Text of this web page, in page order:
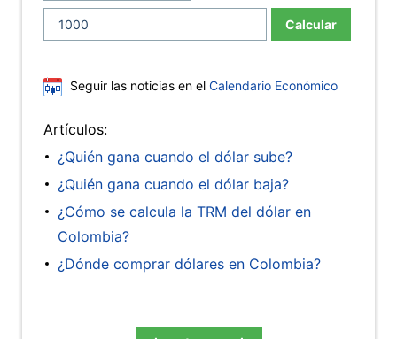
Calcular
Seguir las noticias en el Calendario Económico
Artículos:
¿Quién gana cuando el dólar sube?
¿Quién gana cuando el dólar baja?
¿Cómo se calcula la TRM del dólar en
Colombia?
¿Dónde comprar dólares en Colombia?